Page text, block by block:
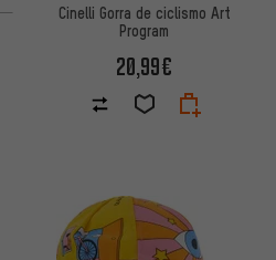
Cinelli Gorra de ciclismo Art
Program
20,99€